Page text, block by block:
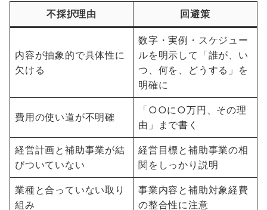
不採択理由 回避策
内容が抽象的で具体性に
欠ける
数字・実例・スケジュー
ルを明示して「誰が、い
つ、何を、どうする」を
明確に
費用の使い道が不明確
「○○に○万円、その理
由」まで書く
経営計画と補助事業が結
びついていない
経営目標と補助事業の相
関をしっかり説明
業種と合っていない取り
組み
事業内容と補助対象経費
の整合性に注意